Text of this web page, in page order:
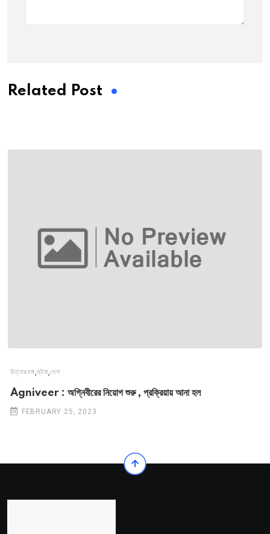
Related Post
উত্তরবঙ্গ,ঘটনা,দেশ
Agniveer : অগ্নিবীরের নিয়োগ শুরু , প্রক্রিয়ায় আনা হল
FEBRUARY 25, 2023